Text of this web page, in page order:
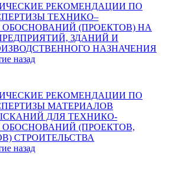
РЕКОМЕНДАЦИИ ПО
ТЕХНИКО–
(ПРОЕКТОВ) НА
ЗДАНИЙ И
НАЗНАЧЕНИЯ
назад
РЕКОМЕНДАЦИИ ПО
МАТЕРИАЛОВ
ДЛЯ ТЕХНИКО-
(ПРОЕКТОВ,
СТРОИТЕЛЬСТВА
назад